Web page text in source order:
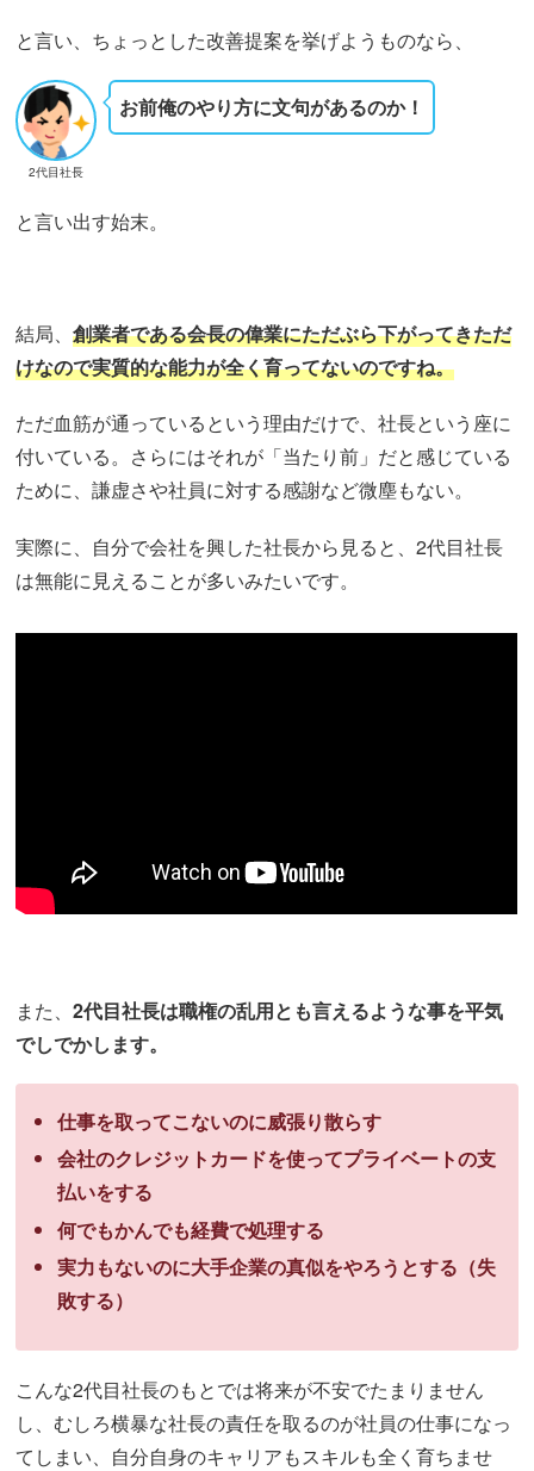
と言い、ちょっとした改善提案を挙げようものなら、
2代目社長
お前俺のやり方に文句があるのか！
と言い出す始末。
結局、創業者である会長の偉業にただぶら下がってきただ
けなので実質的な能力が全く育ってないのですね。
ただ血筋が通っているという理由だけで、社長という座に
付いている。さらにはそれが「当たり前」だと感じている
ために、謙虚さや社員に対する感謝など微塵もない。
実際に、自分で会社を興した社長から見ると、2代目社長
は無能に見えることが多いみたいです。
また、2代目社長は職権の乱用とも言えるような事を平気
でしでかします。
仕事を取ってこないのに威張り散らす
会社のクレジットカードを使ってプライベートの支
払いをする
何でもかんでも経費で処理する
実力もないのに大手企業の真似をやろうとする（失
敗する）
こんな2代目社長のもとでは将来が不安でたまりません
し、むしろ横暴な社長の責任を取るのが社員の仕事になっ
てしまい、自分自身のキャリアもスキルも全く育ちませ